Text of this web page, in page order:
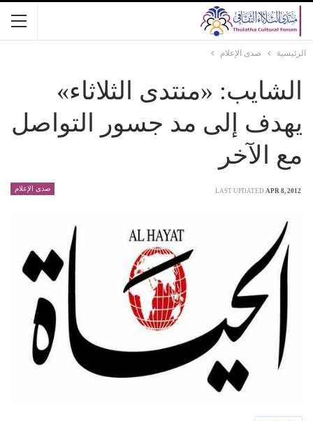
الرئيسية صدى الإعلام
الشايب: «منتدى الثلاثاء»
يهدف إلى مد جسور التواصل
مع الآخر
صدى الإعلام LAST UPDATED APR 8, 2012